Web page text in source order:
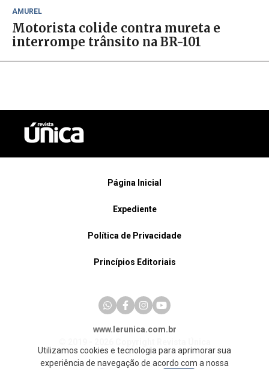
AMUREL
Motorista colide contra mureta e
interrompe trânsito na BR-101
Página Inicial
Expediente
Política de Privacidade
Princípios Editoriais
www.lerunica.com.br
Utilizamos cookies e tecnologia para aprimorar sua
experiência de navegação de acordo com a nossa